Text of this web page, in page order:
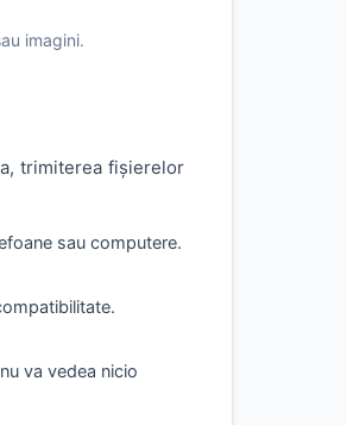
imagini.
trimiterea fișierelor
sau computere.
va vedea nicio